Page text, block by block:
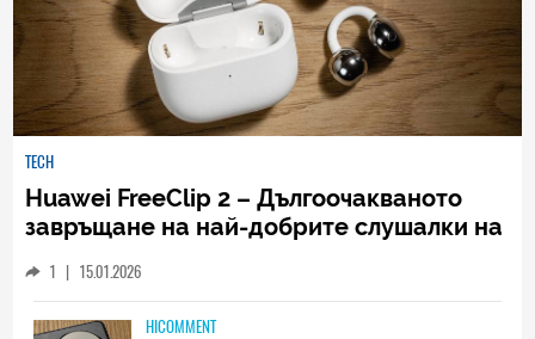
TECH
Huawei FreeClip 2 – Дългоочакваното
завръщане на най-добрите слушалки на
1 | 15.01.2026
HICOMMENT